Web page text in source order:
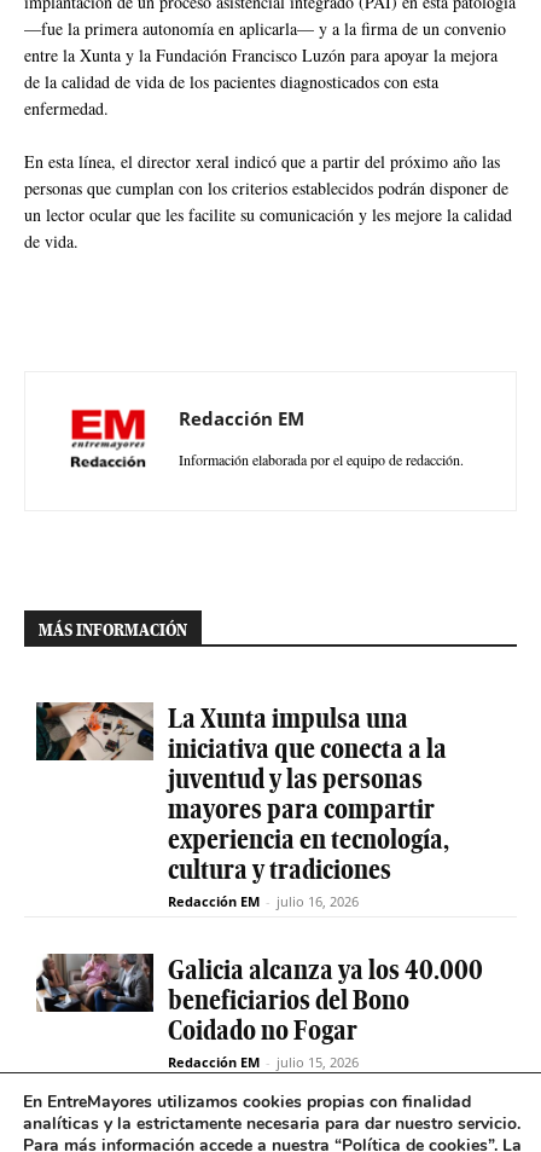
—fue la primera autonomía en aplicarla— y a la firma de un convenio
entre la Xunta y la Fundación Francisco Luzón para apoyar la mejora
de la calidad de vida de los pacientes diagnosticados con esta
enfermedad.
En esta línea, el director xeral indicó que a partir del próximo año las
personas que cumplan con los criterios establecidos podrán disponer de
un lector ocular que les facilite su comunicación y les mejore la calidad
de vida.
Redacción EM
Información elaborada por el equipo de redacción.
MÁS INFORMACIÓN
La Xunta impulsa una
iniciativa que conecta a la
juventud y las personas
mayores para compartir
experiencia en tecnología,
cultura y tradiciones
Redacción EM - julio 16, 2026
Galicia alcanza ya los 40.000
beneficiarios del Bono
Coidado no Fogar
Redacción EM - julio 15, 2026
Fabiola García destaca el
En EntreMayores utilizamos cookies propias con finalidad
analíticas y la estrictamente necesaria para dar nuestro servicio.
Para más información accede a nuestra “Política de cookies”. La